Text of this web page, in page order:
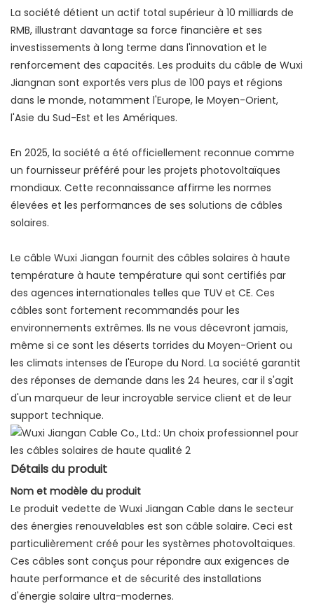
La société détient un actif total supérieur à 10 milliards de
RMB, illustrant davantage sa force financière et ses
investissements à long terme dans l'innovation et le
renforcement des capacités. Les produits du câble de Wuxi
Jiangnan sont exportés vers plus de 100 pays et régions
dans le monde, notamment l'Europe, le Moyen-Orient,
l'Asie du Sud-Est et les Amériques.
En 2025, la société a été officiellement reconnue comme
un fournisseur préféré pour les projets photovoltaïques
mondiaux. Cette reconnaissance affirme les normes
élevées et les performances de ses solutions de câbles
solaires.
Le câble Wuxi Jiangan fournit des câbles solaires à haute
température à haute température qui sont certifiés par
des agences internationales telles que TUV et CE. Ces
câbles sont fortement recommandés pour les
environnements extrêmes. Ils ne vous décevront jamais,
même si ce sont les déserts torrides du Moyen-Orient ou
les climats intenses de l'Europe du Nord. La société garantit
des réponses de demande dans les 24 heures, car il s'agit
d'un marqueur de leur incroyable service client et de leur
support technique.
Détails du produit
Nom et modèle du produit
Le produit vedette de Wuxi Jiangan Cable dans le secteur
des énergies renouvelables est son câble solaire. Ceci est
particulièrement créé pour les systèmes photovoltaïques.
Ces câbles sont conçus pour répondre aux exigences de
haute performance et de sécurité des installations
d'énergie solaire ultra-modernes.